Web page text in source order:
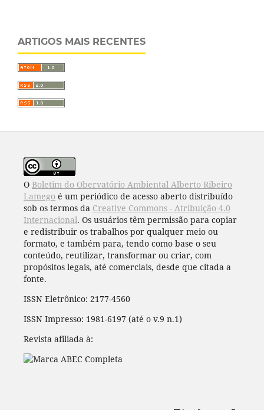
ARTIGOS MAIS RECENTES
O Boletim do Obervatório Ambiental Alberto Ribeiro
Lamego é um periódico de acesso aberto distribuído
sob os termos da Creative Commons - Atribuição 4.0
Internacional. Os usuários têm permissão para copiar
e redistribuir os trabalhos por qualquer meio ou
formato, e também para, tendo como base o seu
conteúdo, reutilizar, transformar ou criar, com
propósitos legais, até comerciais, desde que citada a
fonte.
ISSN Eletrônico: 2177-4560
ISSN Impresso: 1981-6197 (até o v.9 n.1)
Revista afiliada à: